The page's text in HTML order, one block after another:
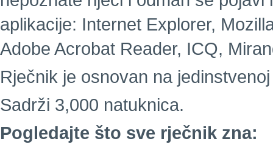
aplikacije: Internet Explorer,
Adobe Acrobat Reader, ICQ,
Rječnik je osnovan na
Sadrži 3,000 natuknica.
Pogledajte što sve rječnik zna: